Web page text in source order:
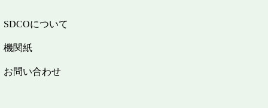
SDCOについて
機関紙
お問い合わせ